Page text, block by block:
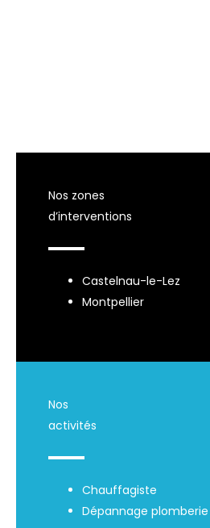
Nos zones
d’interventions
Castelnau-le-Lez
Montpellier
Nos
activités
Chauffagiste
Dépannage plomberie